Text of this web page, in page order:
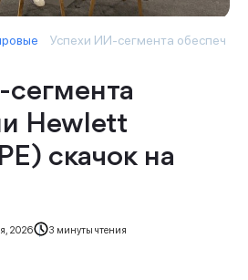
Успехи ИИ-сегмента обеспеч
Hewlett
скачок на
2026 3 минуты чтения